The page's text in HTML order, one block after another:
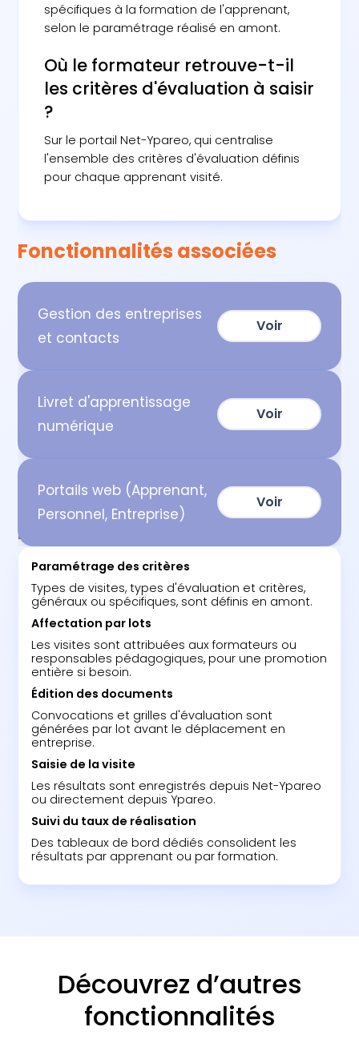
ETAPES
Paramétrage des critères
Types de visites, types d'évaluation et critères,
généraux ou spécifiques, sont définis en amont.
Affectation par lots
Les visites sont attribuées aux formateurs ou
responsables pédagogiques, pour une promotion
entière si besoin.
Édition des documents
Convocations et grilles d'évaluation sont
générées par lot avant le déplacement en
entreprise.
Saisie de la visite
Les résultats sont enregistrés depuis Net-Ypareo
ou directement depuis Ypareo.
Suivi du taux de réalisation
Des tableaux de bord dédiés consolident les
résultats par apprenant ou par formation.
spécifiques à la formation de l'apprenant,
selon le paramétrage réalisé en amont.
Où le formateur retrouve-t-il
les critères d'évaluation à saisir
?
Sur le portail Net-Ypareo, qui centralise
l'ensemble des critères d'évaluation définis
pour chaque apprenant visité.
Fonctionnalités associées
Gestion des entreprises
et contacts
Voir
Livret d'apprentissage
numérique
Voir
Portails web (Apprenant,
Personnel, Entreprise)
Voir
Découvrez d’autres
fonctionnalités